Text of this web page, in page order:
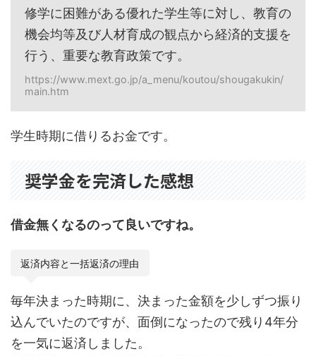
修学に困難がある優れた学生等に対し、教育の
機会均等及び人材育成の観点から経済的支援を
行う、重要な教育政策です。
https://www.mext.go.jp/a_menu/koutou/shougakukin/
main.htm
学生時期に借りるお金です。
奨学金を完済した感想
借金無くなるのって良いですね。
返済内容と一括返済の理由
毎年決まった時期に、決まった金額を少しずつ振り
込んでいたのですが、面倒になったので残り4年分
を一気に返済しました。